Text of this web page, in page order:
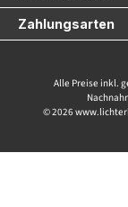
Zahlungsarten
Alle Preise inkl.
© 2026